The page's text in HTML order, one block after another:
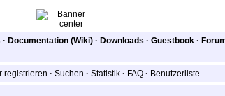
· Documentation (Wiki) · Downloads · Guestbook ·
registrieren · Suchen · Statistik · FAQ · Benutzerliste